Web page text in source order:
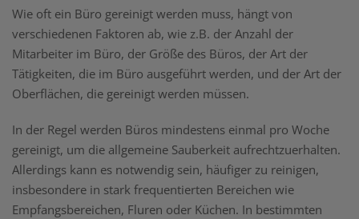
Wie oft ein Büro gereinigt werden muss, hängt von
verschiedenen Faktoren ab, wie z.B. der Anzahl der
Mitarbeiter im Büro, der Größe des Büros, der Art der
Tätigkeiten, die im Büro ausgeführt werden, und der Art der
Oberflächen, die gereinigt werden müssen.
In der Regel werden Büros mindestens einmal pro Woche
gereinigt, um die allgemeine Sauberkeit aufrechtzuerhalten.
Allerdings kann es notwendig sein, häufiger zu reinigen,
insbesondere in stark frequentierten Bereichen wie
Empfangsbereichen, Fluren oder Küchen. In bestimmten